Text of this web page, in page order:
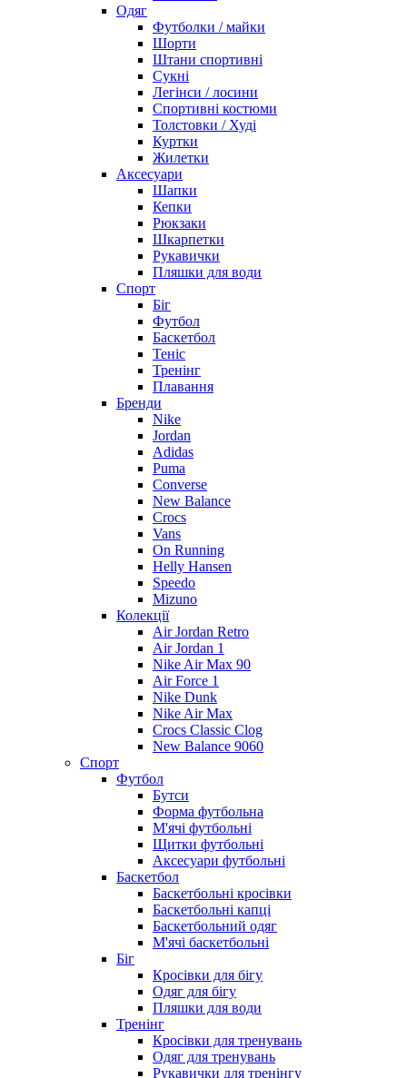
Одяг
Футболки / майки
Шорти
Штани спортивні
Сукні
Легінси / лосини
Спортивні костюми
Толстовки / Худі
Куртки
Жилетки
Аксесуари
Шапки
Кепки
Рюкзаки
Шкарпетки
Рукавички
Пляшки для води
Спорт
Біг
Футбол
Баскетбол
Теніс
Тренінг
Плавання
Бренди
Nike
Jordan
Adidas
Puma
Converse
New Balance
Crocs
Vans
On Running
Helly Hansen
Speedo
Mizuno
Колекції
Air Jordan Retro
Air Jordan 1
Nike Air Max 90
Air Force 1
Nike Dunk
Nike Air Max
Crocs Classic Clog
New Balance 9060
Спорт
Футбол
Бутси
Форма футбольна
М'ячі футбольні
Щитки футбольні
Аксесуари футбольні
Баскетбол
Баскетбольні кросівки
Баскетбольні капці
Баскетбольний одяг
М'ячі баскетбольні
Біг
Кросівки для бігу
Одяг для бігу
Пляшки для води
Тренінг
Кросівки для тренувань
Одяг для тренувань
Рукавички для тренінгу